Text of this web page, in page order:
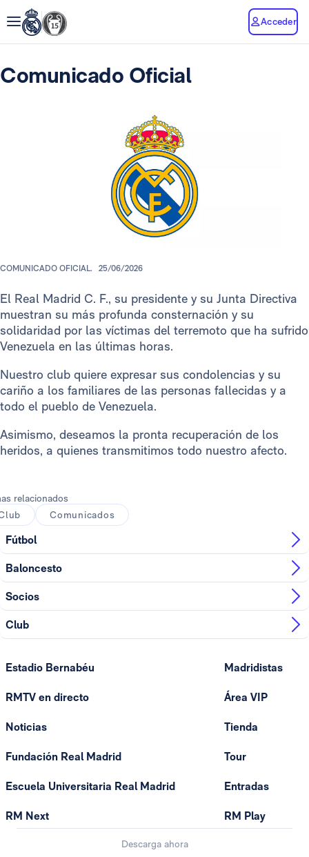
Acceder
Comunicado Oficial
COMUNICADO OFICIAL. 25/06/2026
El Real Madrid C. F., su presidente y su Junta Directiva
muestran su más profunda consternación y su
solidaridad por las víctimas del terremoto que ha sufrido
Venezuela en las últimas horas.
Nuestro club quiere expresar sus condolencias y su
cariño a los familiares de las personas fallecidas y a
todo el pueblo de Venezuela.
Asimismo, deseamos la pronta recuperación de los
heridos, a quienes transmitimos todo nuestro afecto.
relacionados
Comunicados
Fútbol
Baloncesto
Socios
Club
Estadio Bernabéu
RMTV en directo
Noticias
Fundación Real Madrid
Escuela Universitaria Real Madrid
RM Next
Madridistas
Área VIP
Tienda
Tour
Entradas
RM Play
Descarga ahora